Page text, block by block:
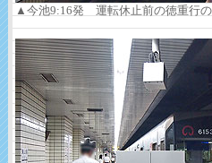
▲今池9:16発 運転休止前の徳重行